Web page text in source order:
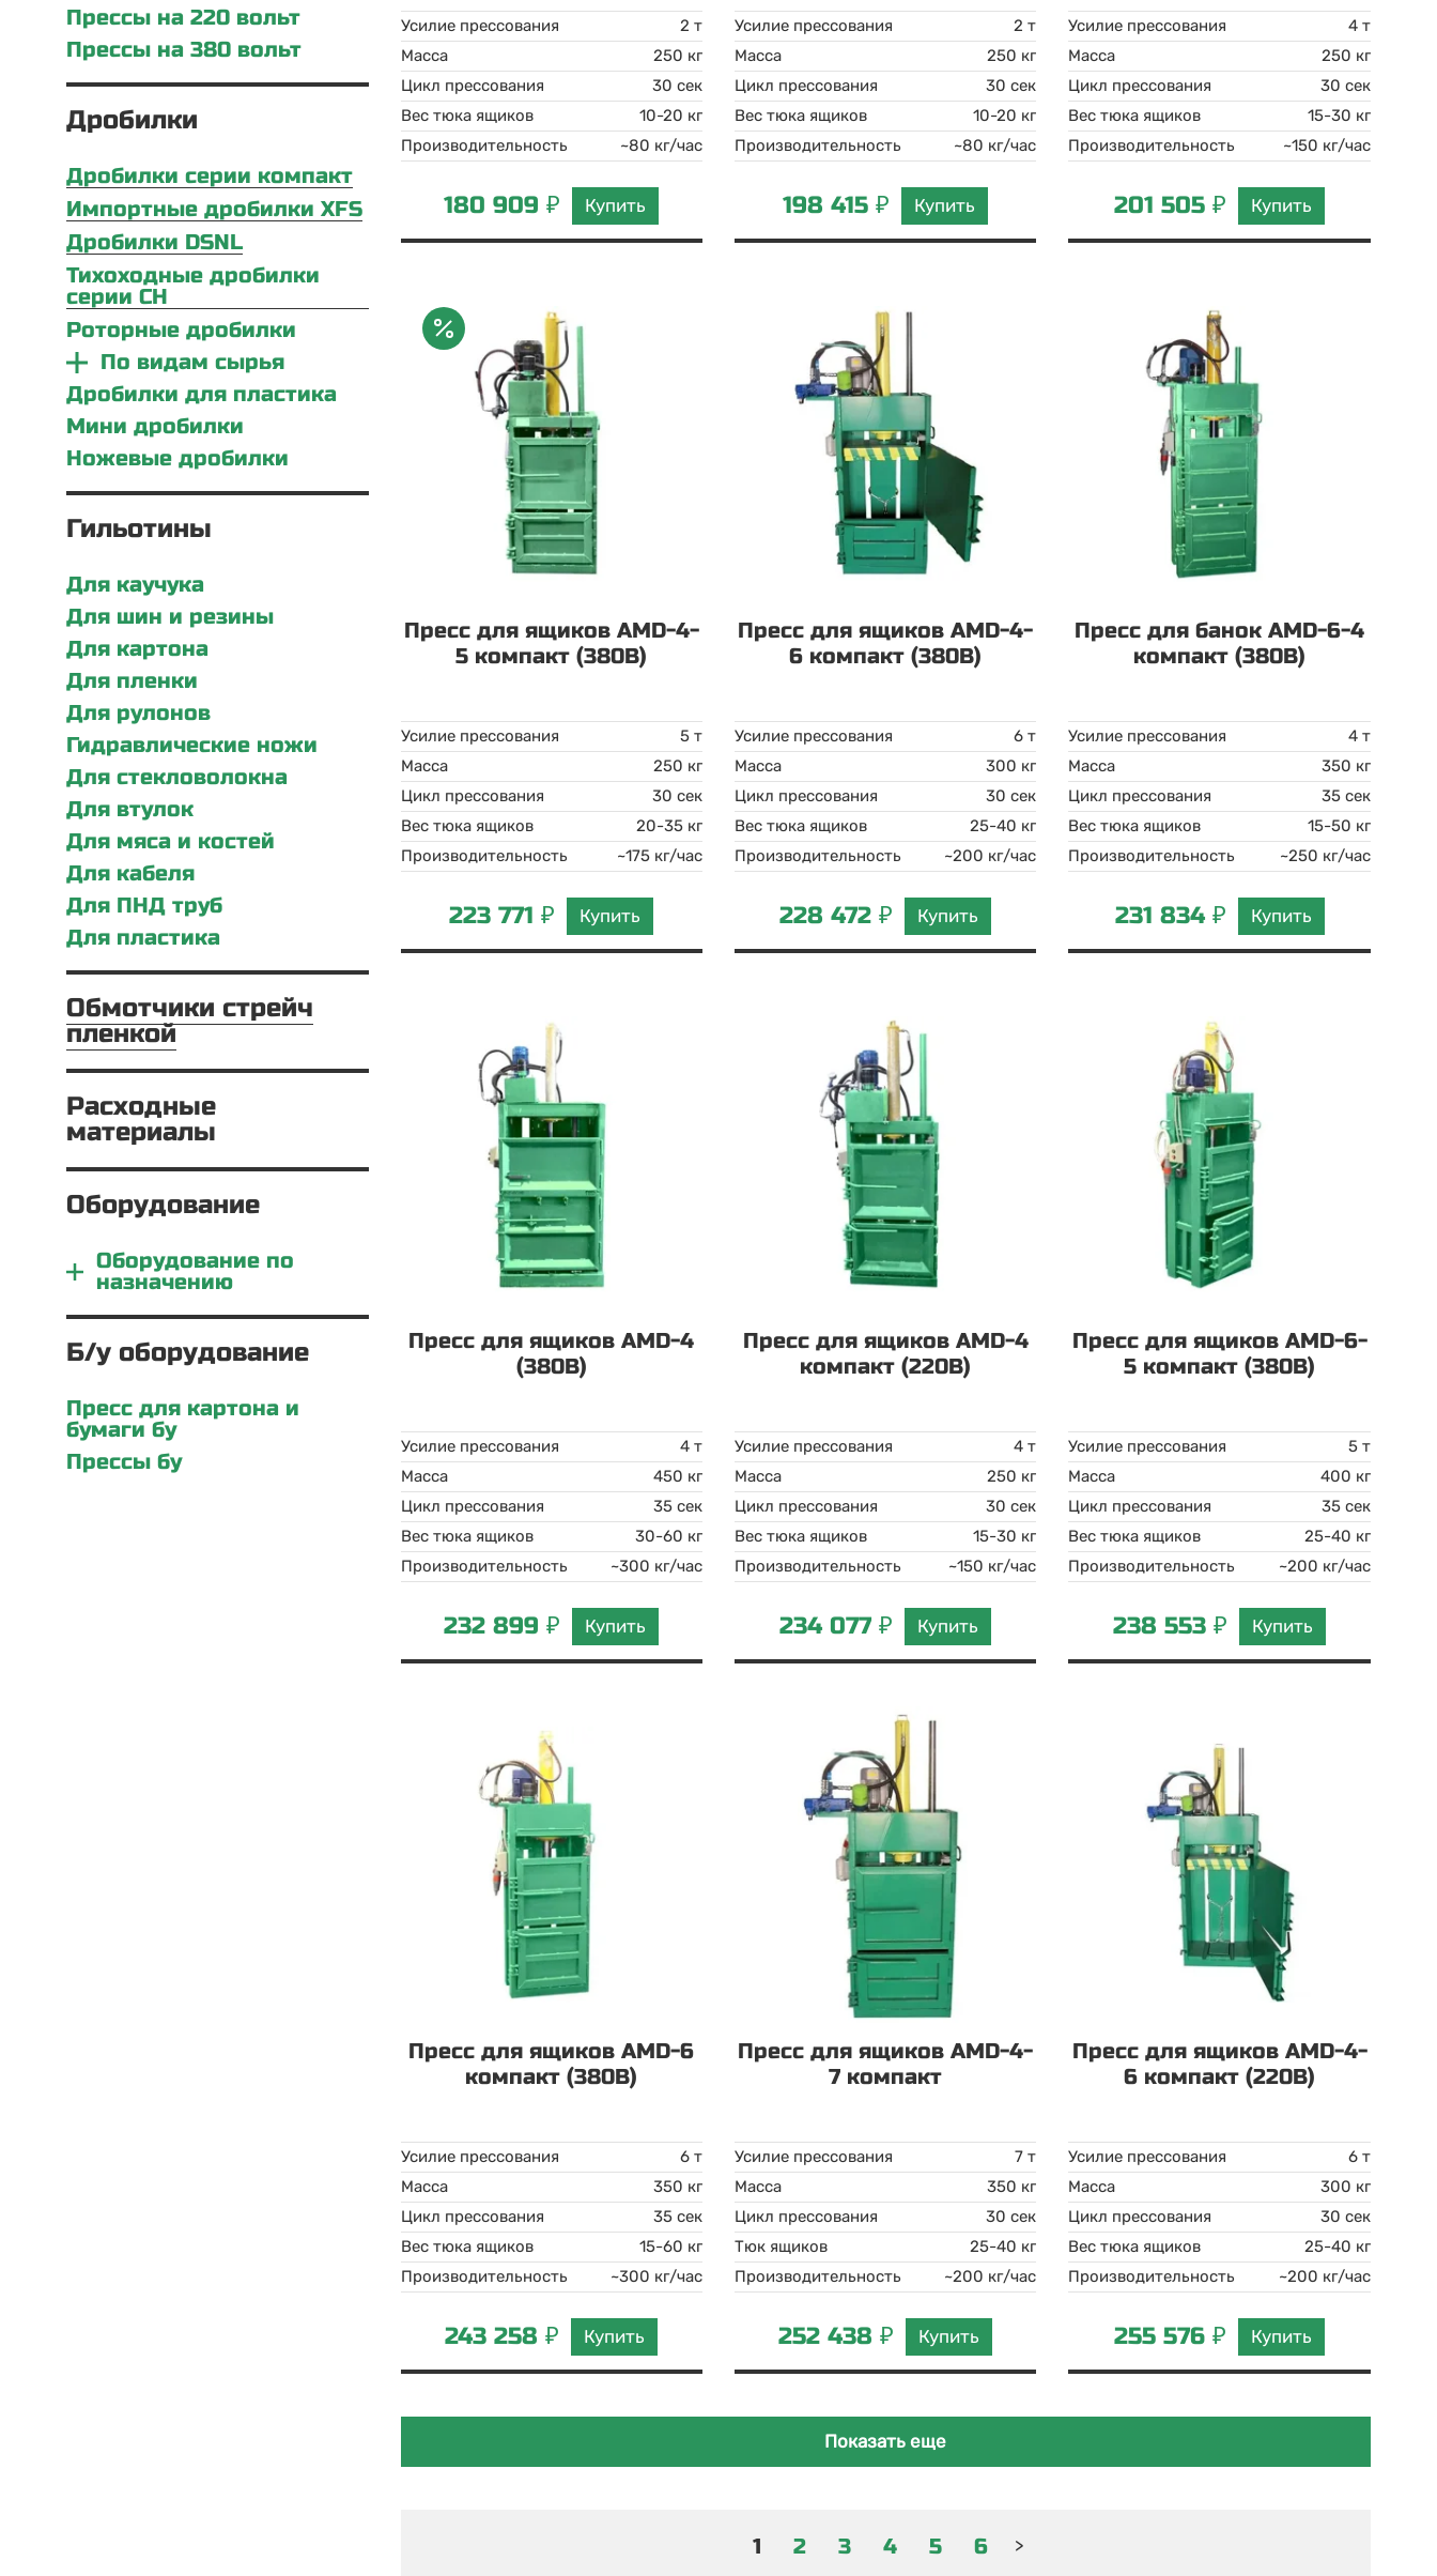
Прессы на 220 вольт
Прессы на 380 вольт
Дробилки
Дробилки серии компакт
Импортные дробилки XFS
Дробилки DSNL
Тихоходные дробилки
серии CH
Роторные дробилки
По видам сырья
Дробилки для пластика
Мини дробилки
Ножевые дробилки
Гильотины
Для каучука
Для шин и резины
Для картона
Для пленки
Для рулонов
Гидравлические ножи
Для стекловолокна
Для втулок
Для мяса и костей
Для кабеля
Для ПНД труб
Для пластика
Обмотчики стрейч
пленкой
Расходные
материалы
Оборудование
Оборудование по
назначению
Б/у оборудование
Пресс для картона и
бумаги бу
Прессы бу
Усилие прессования
2 т
Масса
250 кг
Цикл прессования
30 сек
Вес тюка ящиков
10-20 кг
Производительность
~80 кг/час
180 909 ₽ Купить
Усилие прессования
2 т
Масса
250 кг
Цикл прессования
30 сек
Вес тюка ящиков
10-20 кг
Производительность
~80 кг/час
198 415 ₽ Купить
Усилие прессования
4 т
Масса
250 кг
Цикл прессования
30 сек
Вес тюка ящиков
15-30 кг
Производительность
~150 кг/час
201 505 ₽ Купить
Пресс для ящиков AMD-4-
5 компакт (380В)
Усилие прессования
5 т
Масса
250 кг
Цикл прессования
30 сек
Вес тюка ящиков
20-35 кг
Производительность
~175 кг/час
223 771 ₽ Купить
Пресс для ящиков AMD-4-
6 компакт (380В)
Усилие прессования
6 т
Масса
300 кг
Цикл прессования
30 сек
Вес тюка ящиков
25-40 кг
Производительность
~200 кг/час
228 472 ₽ Купить
Пресс для банок AMD-6-4
компакт (380В)
Усилие прессования
4 т
Масса
350 кг
Цикл прессования
35 сек
Вес тюка ящиков
15-50 кг
Производительность
~250 кг/час
231 834 ₽ Купить
Пресс для ящиков AMD-4
(380В)
Усилие прессования
4 т
Масса
450 кг
Цикл прессования
35 сек
Вес тюка ящиков
30-60 кг
Производительность
~300 кг/час
232 899 ₽ Купить
Пресс для ящиков AMD-4
компакт (220В)
Усилие прессования
4 т
Масса
250 кг
Цикл прессования
30 сек
Вес тюка ящиков
15-30 кг
Производительность
~150 кг/час
234 077 ₽ Купить
Пресс для ящиков AMD-6-
5 компакт (380В)
Усилие прессования
5 т
Масса
400 кг
Цикл прессования
35 сек
Вес тюка ящиков
25-40 кг
Производительность
~200 кг/час
238 553 ₽ Купить
Пресс для ящиков AMD-6
компакт (380В)
Усилие прессования
6 т
Масса
350 кг
Цикл прессования
35 сек
Вес тюка ящиков
15-60 кг
Производительность
~300 кг/час
243 258 ₽ Купить
Пресс для ящиков AMD-4-
7 компакт
Усилие прессования
7 т
Масса
350 кг
Цикл прессования
30 сек
Тюк ящиков
25-40 кг
Производительность
~200 кг/час
252 438 ₽ Купить
Пресс для ящиков AMD-4-
6 компакт (220В)
Усилие прессования
6 т
Масса
300 кг
Цикл прессования
30 сек
Вес тюка ящиков
25-40 кг
Производительность
~200 кг/час
255 576 ₽ Купить
Показать еще
1 2 3 4 5 6 >